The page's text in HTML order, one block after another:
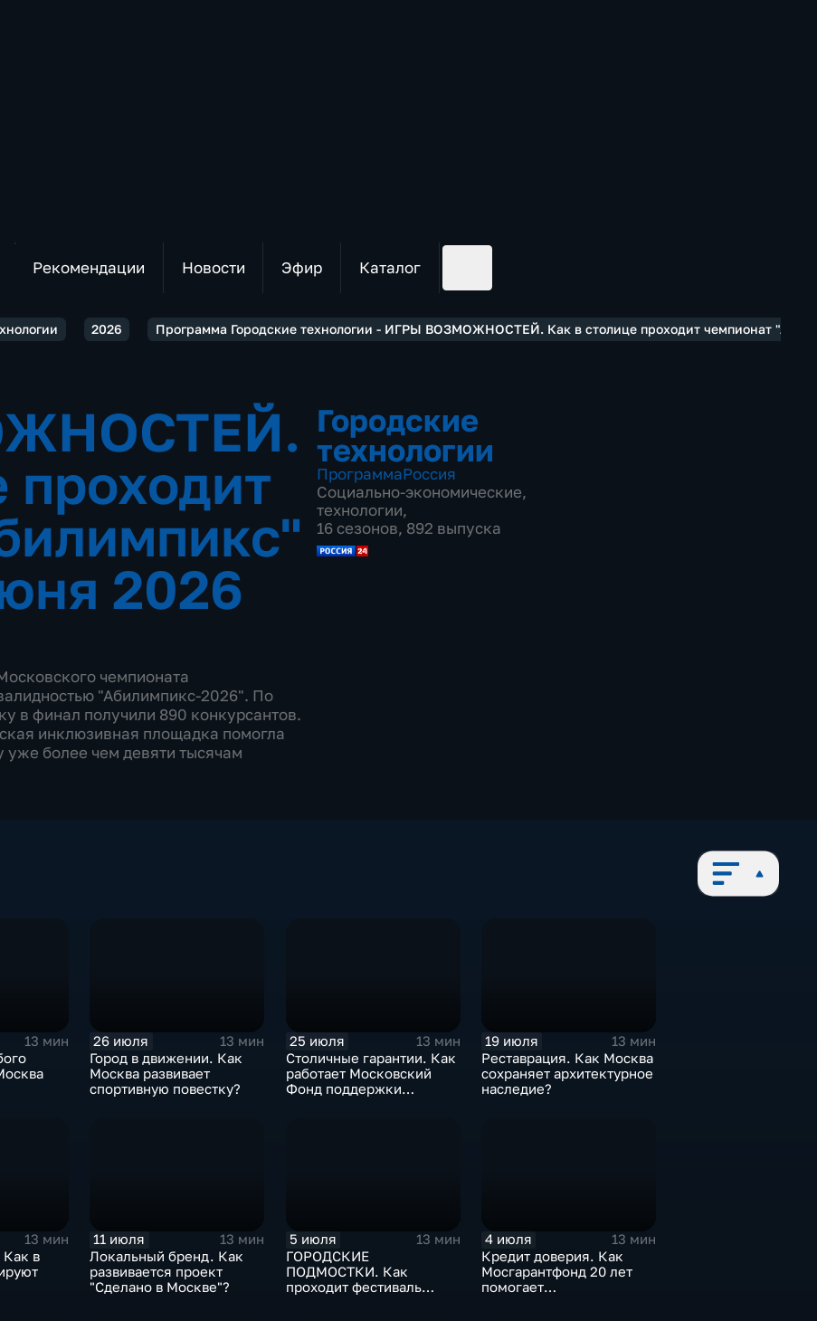
Рекомендации Новости Эфир Каталог
2026 Программа Городские технологии - ИГРЫ ВОЗМОЖНОСТЕЙ. Как в столице проходит чемпионат
проходит
2026
чемпионата
"Абилимпикс-2026". По
в финал получили 890 конкурсантов.
инклюзивная площадка помогла
уже более чем девяти тысячам
Городские
технологии
ПрограммаРоссия
Социально-экономические,
технологии,
16 сезонов, 892 выпуска
13 мин
26 июля
13 мин
Город в движении. Как
Москва развивает
спортивную повестку?
25 июля
13 мин
Столичные гарантии. Как
работает Московский
Фонд поддержки
19 июля
13 мин
Реставрация. Как Москва
сохраняет архитектурное
наследие?
13 мин
Как в
11 июля
13 мин
Локальный бренд. Как
развивается проект
"Сделано в Москве"?
5 июля
13 мин
ГОРОДСКИЕ
ПОДМОСТКИ. Как
проходит фестиваль
4 июля
13 мин
Кредит доверия. Как
Мосгарантфонд 20 лет
помогает